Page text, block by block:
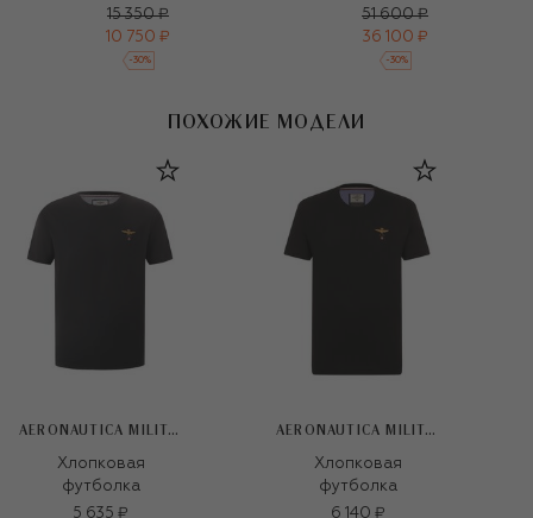
15 350 ₽
10 750 ₽
-30%
51 600 ₽
36 100 ₽
-30%
ПОХОЖИЕ МОДЕЛИ
AERONAUTICA MILITARE
Хлопковая
футболка
5 635 ₽
AERONAUTICA MILITARE
Хлопковая
футболка
6 140 ₽